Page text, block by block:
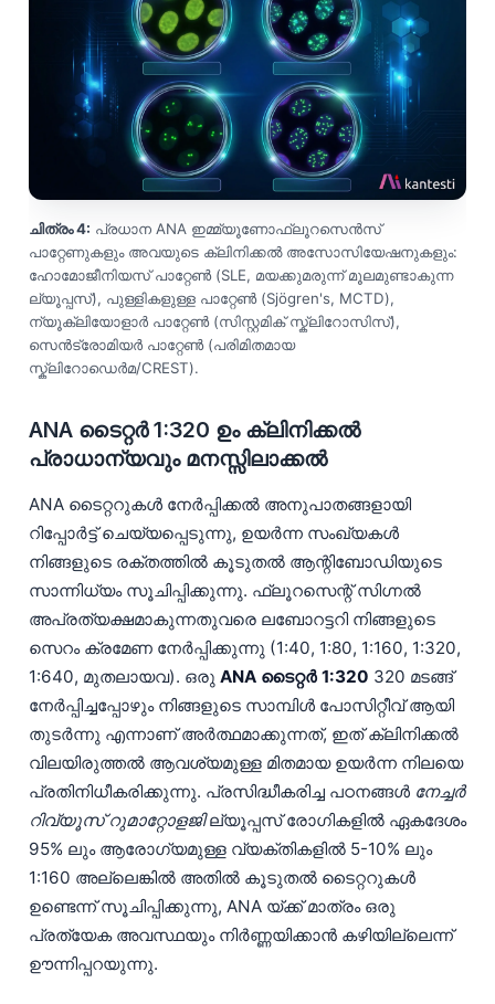
ചിത്രം 4: പ്രധാന ANA ഇമ്മ്യൂണോഫ്ലൂറസെൻസ്
പാറ്റേണുകളും അവയുടെ ക്ലിനിക്കൽ അസോസിയേഷനുകളും:
ഹോമോജീനിയസ് പാറ്റേൺ (SLE, മയക്കുമരുന്ന് മൂലമുണ്ടാകുന്ന
ല്യൂപ്പസ്), പുള്ളികളുള്ള പാറ്റേൺ (Sjögren's, MCTD),
ന്യൂക്ലിയോളാർ പാറ്റേൺ (സിസ്റ്റമിക് സ്ക്ലിറോസിസ്),
സെൻട്രോമിയർ പാറ്റേൺ (പരിമിതമായ
സ്ക്ലിറോഡെർമ/CREST).
ANA ടൈറ്റർ 1:320 ഉം ക്ലിനിക്കൽ
പ്രാധാന്യവും മനസ്സിലാക്കൽ
ANA ടൈറ്ററുകൾ നേർപ്പിക്കൽ അനുപാതങ്ങളായി
റിപ്പോർട്ട് ചെയ്യപ്പെടുന്നു, ഉയർന്ന സംഖ്യകൾ
നിങ്ങളുടെ രക്തത്തിൽ കൂടുതൽ ആന്റിബോഡിയുടെ
സാന്നിധ്യം സൂചിപ്പിക്കുന്നു. ഫ്ലൂറസെന്റ് സിഗ്നൽ
അപ്രത്യക്ഷമാകുന്നതുവരെ ലബോറട്ടറി നിങ്ങളുടെ
സെറം ക്രമേണ നേർപ്പിക്കുന്നു (1:40, 1:80, 1:160, 1:320,
1:640, മുതലായവ). ഒരു ANA ടൈറ്റർ 1:320 320 മടങ്ങ്
നേർപ്പിച്ചപ്പോഴും നിങ്ങളുടെ സാമ്പിൾ പോസിറ്റീവ് ആയി
തുടർന്നു എന്നാണ് അർത്ഥമാക്കുന്നത്, ഇത് ക്ലിനിക്കൽ
വിലയിരുത്തൽ ആവശ്യമുള്ള മിതമായ ഉയർന്ന നിലയെ
പ്രതിനിധീകരിക്കുന്നു. പ്രസിദ്ധീകരിച്ച പഠനങ്ങൾ നേച്ചർ
റിവ്യൂസ് റുമാറ്റോളജില്യൂപ്പസ് രോഗികളിൽ ഏകദേശം
95% ലും ആരോഗ്യമുള്ള വ്യക്തികളിൽ 5-10% ലും
1:160 അല്ലെങ്കിൽ അതിൽ കൂടുതൽ ടൈറ്ററുകൾ
ഉണ്ടെന്ന് സൂചിപ്പിക്കുന്നു, ANA യ്ക്ക് മാത്രം ഒരു
പ്രത്യേക അവസ്ഥയും നിർണ്ണയിക്കാൻ കഴിയില്ലെന്ന്
ഊന്നിപ്പറയുന്നു.